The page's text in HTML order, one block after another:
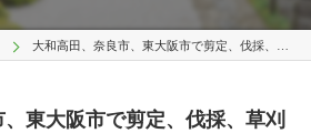
大和高田、奈良市、東大阪市で剪定、伐採、草刈り、人工芝の作業を頼むならはなまる造園大阪店へ
東大阪市で剪定、伐採、草刈